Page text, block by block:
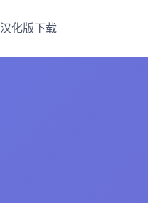
汉化版下载